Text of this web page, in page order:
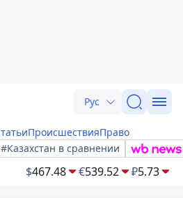
Рус
ПроисшествияПраво
#Казахстан в сравнении
$467.48 €539.52 ₽5.73